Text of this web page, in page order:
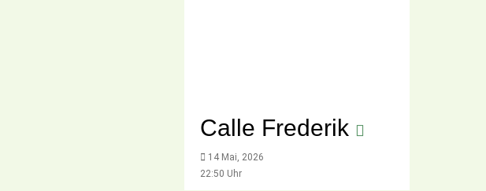
Calle Frederik
14 Mai, 2026
22:50 Uhr